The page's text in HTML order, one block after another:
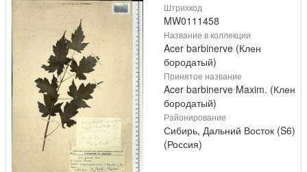
Штрихкод
MW0111458
Название в коллекции
Acer barbinerve (Клен
бородатый)
Принятое название
Acer barbinerve Maxim. (Клен
бородатый)
Районирование
Сибирь, Дальний Восток (S6)
(Россия)